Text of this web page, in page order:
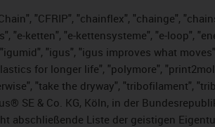
"CFRIP", "chainflex", "chainge",
"e-ketten", "e-kettensysteme", "e-loop",
"igus", "igus improves what
for longer life", "polymore",
"take the dryway", "tribofilament",
SE & Co. KG, Köln, in der
abschließende Liste der geistigen